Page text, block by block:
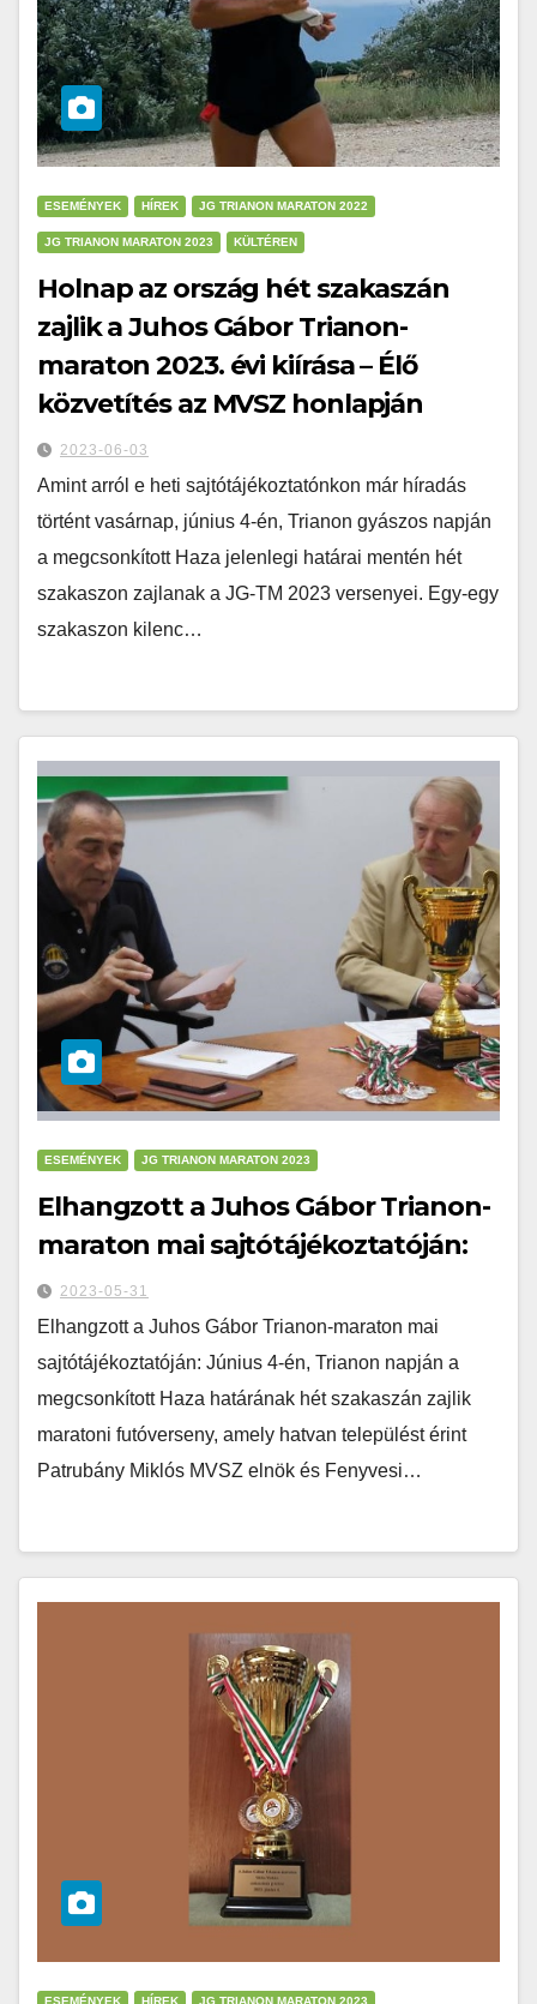
ESEMÉNYEK HÍREK JG TRIANON MARATON 2022
JG TRIANON MARATON 2023 KÜLTÉREN
Holnap az ország hét szakaszán
zajlik a Juhos Gábor Trianon-
maraton 2023. évi kiírása – Élő
közvetítés az MVSZ honlapján
2023-06-03
Amint arról e heti sajtótájékoztatónkon már híradás
történt vasárnap, június 4-én, Trianon gyászos napján
a megcsonkított Haza jelenlegi határai mentén hét
szakaszon zajlanak a JG-TM 2023 versenyei. Egy-egy
szakaszon kilenc…
ESEMÉNYEK JG TRIANON MARATON 2023
Elhangzott a Juhos Gábor Trianon-
maraton mai sajtótájékoztatóján:
2023-05-31
Elhangzott a Juhos Gábor Trianon-maraton mai
sajtótájékoztatóján: Június 4-én, Trianon napján a
megcsonkított Haza határának hét szakaszán zajlik
maratoni futóverseny, amely hatvan települést érint
Patrubány Miklós MVSZ elnök és Fenyvesi…
ESEMÉNYEK HÍREK JG TRIANON MARATON 2023